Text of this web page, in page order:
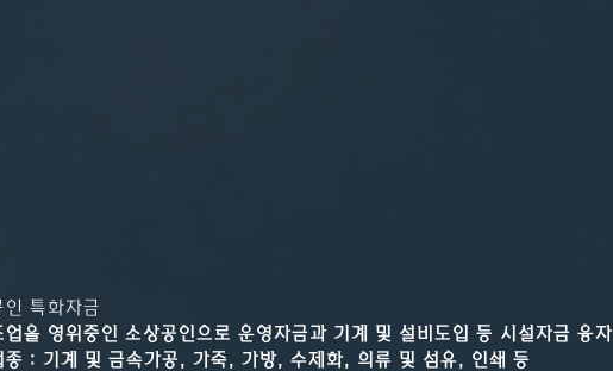
인 특화자금
을 영위중인 소상공인으로 운영자금과 기계 및 설비도입 등 시설자금 융자
종 : 기계 및 금속가공, 가죽, 가방, 수제화, 의류 및 섬유, 인쇄 등